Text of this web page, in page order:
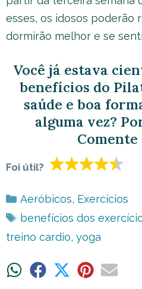
esses, os idosos poderão
dormirão melhor e se
Você já estava
benefícios do
saúde e boa
alguma vez?
Comente
Foi útil?
Categorias
Aeróbicos, Exercícios
Tags
benefícios dos
treino cardio, yoga
ShareShare ShareShareShare